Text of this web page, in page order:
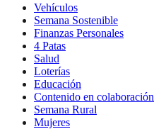
Vehículos
Semana Sostenible
Finanzas Personales
4 Patas
Salud
Loterías
Educación
Contenido en colaboración
Semana Rural
Mujeres